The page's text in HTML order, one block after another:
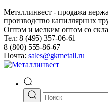
Металлинвест - продажа
производство капиллярных
Оптом и мелким оптом со
Тел: 8 (495) 357-06-61
8 (800) 555-86-67
Почта: sales@gkmetall.ru